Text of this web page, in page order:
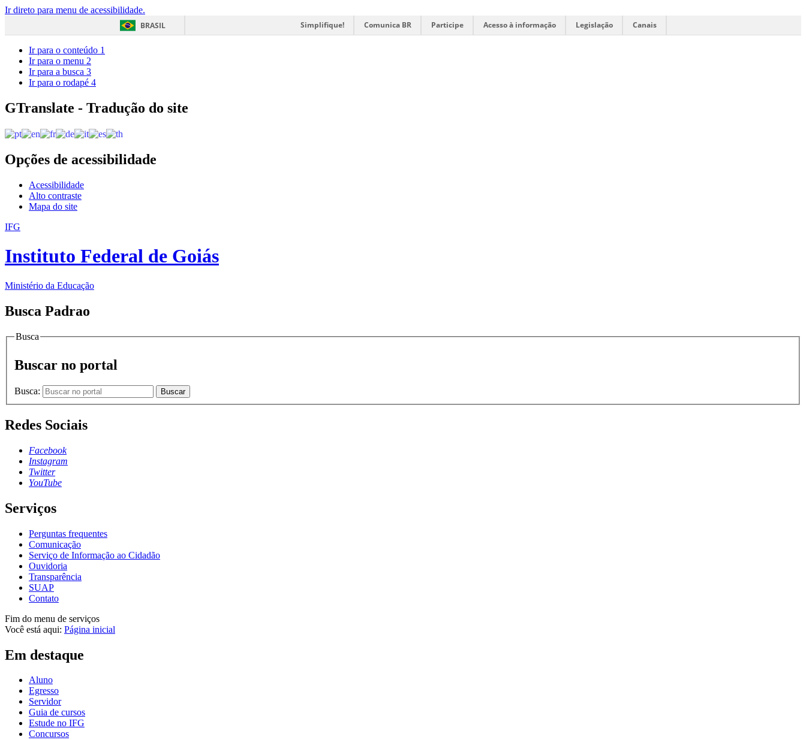
Ir direto para menu de acessibilidade.
BRASIL
Simplifique! Comunica BR Participe Acesso à informação Legislação Canais
Ir para o conteúdo 1
Ir para o menu 2
Ir para a busca 3
Ir para o rodapé 4
GTranslate - Tradução do site
Opções de acessibilidade
Acessibilidade
Alto contraste
Mapa do site
IFG
Instituto Federal de Goiás
Ministério da Educação
Busca Padrao
Busca
Buscar no portal
Busca: Buscar
Redes Sociais
Facebook
Instagram
Twitter
YouTube
Serviços
Perguntas frequentes
Comunicação
Serviço de Informação ao Cidadão
Ouvidoria
Transparência
SUAP
Contato
Fim do menu de serviços
Você está aqui: Página inicial
Em destaque
Aluno
Egresso
Servidor
Guia de cursos
Estude no IFG
Concursos